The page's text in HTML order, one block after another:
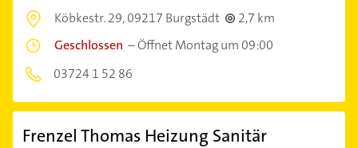
Köbkestr. 29,09217 Burgstädt
2,7 km
Geschlossen –Öffnet Montag um 09:00
03724 1 52 86
Frenzel Thomas Heizung Sanitär